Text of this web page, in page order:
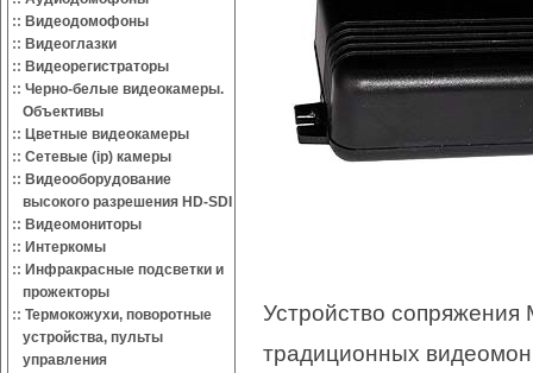
:: Видеодомофоны
:: Видеоглазки
:: Видеорегистраторы
:: Черно-белые видеокамеры.
Объективы
:: Цветные видеокамеры
:: Сетевые (ip) камеры
:: Видеооборудование
высокого разрешения HD-SDI
:: Видеомониторы
:: Интеркомы
:: Инфракрасные подсветки и
прожекторы
:: Термокожухи, поворотные
устройства, пульты
управления
Устройство сопряжения
традиционных